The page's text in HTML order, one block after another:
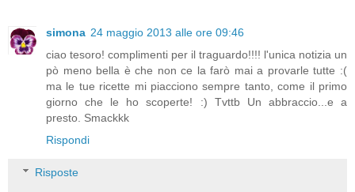
simona 24 maggio 2013 alle ore 09:46
ciao tesoro! complimenti per il traguardo!!!! l'unica notizia un
pò meno bella è che non ce la farò mai a provarle tutte :(
ma le tue ricette mi piacciono sempre tanto, come il primo
giorno che le ho scoperte! :) Tvttb Un abbraccio...e a
presto. Smackkk
Rispondi
Risposte